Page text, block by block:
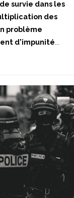
survie dans les
des
problème
d'impunité...